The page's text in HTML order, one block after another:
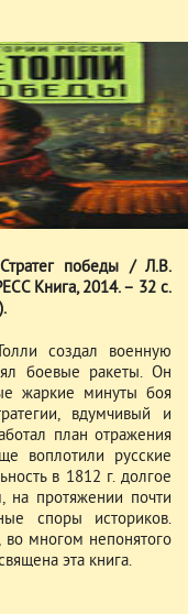
победы / Л.В.
Книга, 2014. – 32 с.
создал военную
боевые ракеты. Он
жаркие минуты боя
вдумчивый и
план отражения
воплотили русские
в 1812 г. долгое
на протяжении почти
споры историков.
во многом непонятого
эта книга.